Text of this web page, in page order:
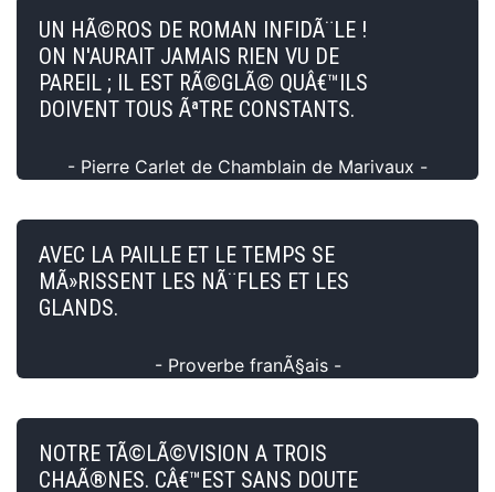
UN HÃ©ROS DE ROMAN INFIDÃ¨LE !
ON N'AURAIT JAMAIS RIEN VU DE
PAREIL ; IL EST RÃ©GLÃ© QUÂ€™ILS
DOIVENT TOUS ÃªTRE CONSTANTS.
- Pierre Carlet de Chamblain de Marivaux -
AVEC LA PAILLE ET LE TEMPS SE
MÃ»RISSENT LES NÃ¨FLES ET LES
GLANDS.
- Proverbe franÃ§ais -
NOTRE TÃ©LÃ©VISION A TROIS
CHAÃ®NES. CÂ€™EST SANS DOUTE